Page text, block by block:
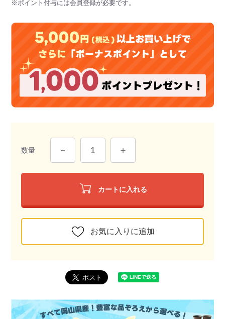
※ポイント付与には会員登録が必要です。
数量
カートに入れる
お気に入りに追加